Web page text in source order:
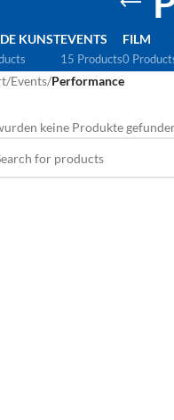
KUNSTEVENTS
15 Products
FILM
0
/Events/Performance
keine Produkte